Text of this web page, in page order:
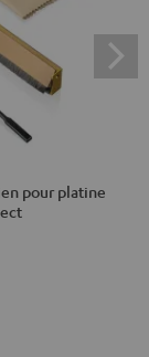
pour platine